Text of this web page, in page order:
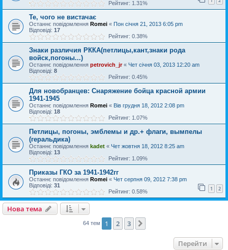
Рейтинг: 1.31%
Те, чого не вистачає
Останнє повідомлення Romei « Пон січня 21, 2013 6:05 pm
Відповіді: 17
Рейтинг: 0.38%
Знаки различия РККА(петлицы,кант,знаки рода
войск,погоны...)
Останнє повідомлення petrovich_jr« Чет січня 03, 2013 12:20 am
Відповіді: 8
Рейтинг: 0.45%
Для новобранцев: Снаряжение бойца красной армии
1941-1945
Останнє повідомлення Romei « Вів грудня 18, 2012 2:08 pm
Відповіді: 18
Рейтинг: 1.07%
Петлицы, погоны, эмблемы и др.+ флаги, вымпелы
(геральдика)
Останнє повідомлення kadet « Чет жовтня 18, 2012 8:25 am
Відповіді: 13
Рейтинг: 1.09%
Приказы ГКО за 1941-1942гг
Останнє повідомлення Romei « Чет серпня 09, 2012 7:38 pm
Відповіді: 31 1 2
Рейтинг: 0.58%
Нова тема
64 тем 1 2 3
Перейти